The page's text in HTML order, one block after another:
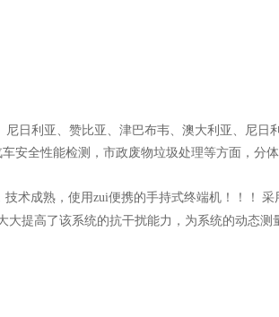
日利亚、赞比亚、津巴布韦、澳大利亚、尼日
安全性能检测，市政废物垃圾处理等方面，分体
技术成熟，使用zui便携的手持式终端机！！！ 采
提高了该系统的抗干扰能力，为系统的动态测